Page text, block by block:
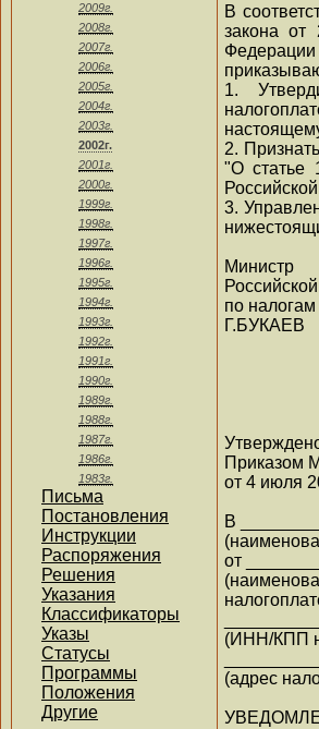
2009г.
2008г.
2007г.
2006г.
2005г.
2004г.
2003г.
2002г.
2001г.
2000г.
1999г.
1998г.
1997г.
1996г.
1995г.
1994г.
1993г.
1992г.
1991г.
1990г.
1989г.
1988г.
1987г.
1986г.
1983г.
Письма
Постановления
Инструкции
Распоряжения
Решения
Указания
Классификаторы
Указы
Статусы
Программы
Положения
Другие
В
закона от
1.
2.
"О статье
3.
Министр
по
Г.БУКАЕВ
Приказом
от 4 июля
В
от
(ИНН/КПП
(адрес